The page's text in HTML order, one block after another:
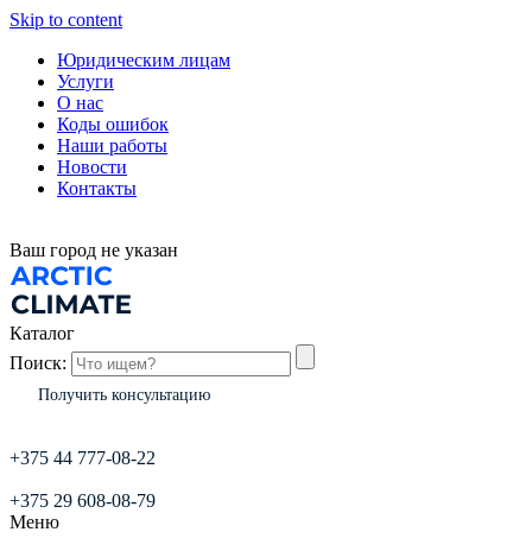
Skip to content
Юридическим лицам
Услуги
О нас
Коды ошибок
Наши работы
Новости
Контакты
Ваш город не указан
Каталог
Поиск:
Получить консультацию
+375 44 777-08-22
+375 29 608-08-79
Меню